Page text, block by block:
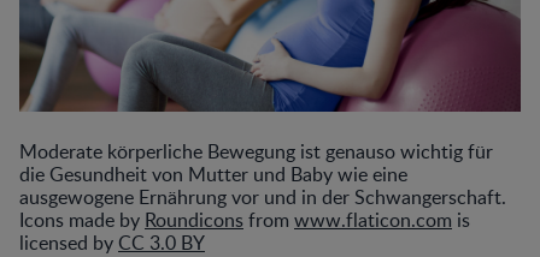
Moderate körperliche Bewegung ist genauso wichtig für
die Gesundheit von Mutter und Baby wie eine
ausgewogene Ernährung vor und in der Schwangerschaft.
Icons made by Roundiconsfrom www.flaticon.com is
licensed by CC 3.0 BY